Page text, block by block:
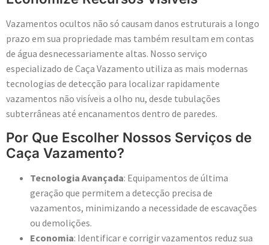
Vazamentos ocultos não só causam danos estruturais a longo
prazo em sua propriedade mas também resultam em contas
de água desnecessariamente altas. Nosso serviço
especializado de Caça Vazamento utiliza as mais modernas
tecnologias de detecção para localizar rapidamente
vazamentos não visíveis a olho nu, desde tubulações
subterrâneas até encanamentos dentro de paredes.
Por Que Escolher Nossos Serviços de
Caça Vazamento?
Tecnologia Avançada: Equipamentos de última
geração que permitem a detecção precisa de
vazamentos, minimizando a necessidade de escavações
ou demolições.
Economia: Identificar e corrigir vazamentos reduz sua